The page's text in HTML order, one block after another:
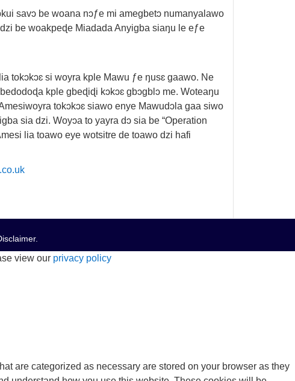
savɔ be woana nɔƒe mi amegbetɔ numanyalawo
be woakpeɖe Miadada Anyigba siaŋu le eƒe
tokɔkɔɛ si woyra kple Mawu ƒe ŋusɛ gaawo. Ne
kple gbeɖiɖi kɔkɔɛ gbɔgblɔ me. Woteaŋu
tokɔkɔɛ siawo enye Mawudɔla gaa siwo
sia dzi. Woyɔa to yayra dɔ sia be “Operation
lia toawo eye wotsitre de toawo dzi hafi
.
view our privacy policy
are categorized as necessary are stored on your browser as they